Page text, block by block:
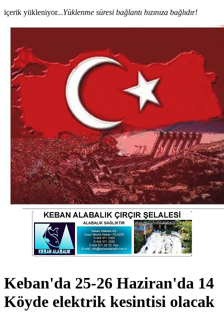
içerik yükleniyor...Yüklenme süresi bağlantı hızınıza bağlıdır!
Keban'da 25-26 Haziran'da 14
Köyde elektrik kesintisi olacak